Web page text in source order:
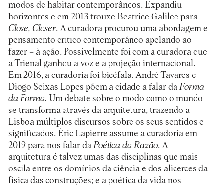
modos de habitar contemporâneos. Expandiu
horizontes e em 2013 trouxe Beatrice Galilee para
Close, Closer. A curadora procurou uma abordagem e
pensamento crítico contemporâneo apelando ao
fazer – à ação. Possivelmente foi com a curadora que
a Trienal ganhou a voz e a projeção internacional.
Em 2016, a curadoria foi bicéfala. André Tavares e
Diogo Seixas Lopes põem a cidade a falar daForma
da Forma. Um debate sobre o modo como o mundo
se transforma através da arquitetura, trazendo a
Lisboa múltiplos discursos sobre os seus sentidos e
significados. Éric Lapierre assume a curadoria em
2019 para nos falar daPoética da Razão. A
arquitetura é talvez umas das disciplinas que mais
oscila entre os domínios da ciência e dos alicerces da
física das construções; e a poética da vida nos